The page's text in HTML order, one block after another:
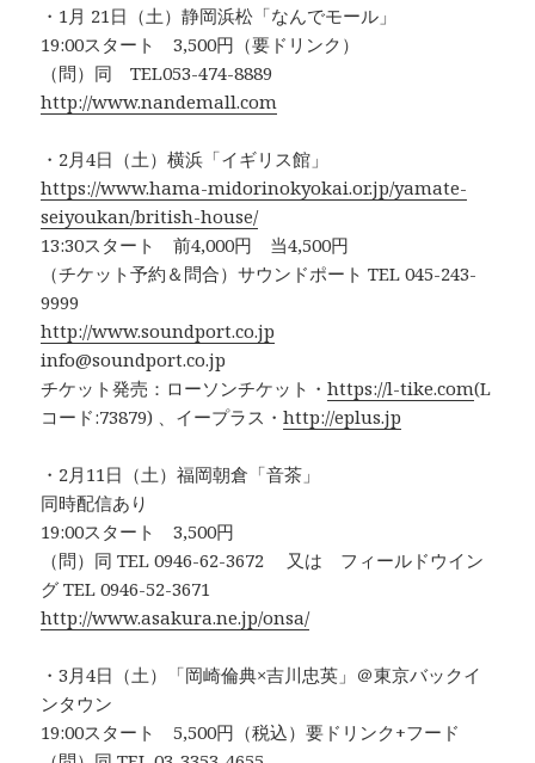
・1月 21日（土）静岡浜松「なんでモール」
19:00スタート 3,500円（要ドリンク）
（問）同 TEL053-474-8889
http://www.nandemall.com
・2月4日（土）横浜「イギリス館」
https://www.hama-midorinokyokai.or.jp/yamate-
seiyoukan/british-house/
13:30スタート 前4,000円 当4,500円
（チケット予約＆問合）サウンドポート TEL 045-243-
9999
http://www.soundport.co.jp
info@soundport.co.jp
チケット発売：ローソンチケット・https://l-tike.com(L
コード:73879) 、イープラス・http://eplus.jp
・2月11日（土）福岡朝倉「音茶」
同時配信あり
19:00スタート 3,500円
（問）同 TEL 0946-62-3672 又は フィールドウイン
グ TEL 0946-52-3671
http://www.asakura.ne.jp/onsa/
・3月4日（土）「岡崎倫典×吉川忠英」＠東京バックイ
ンタウン
19:00スタート 5,500円（税込）要ドリンク+フード